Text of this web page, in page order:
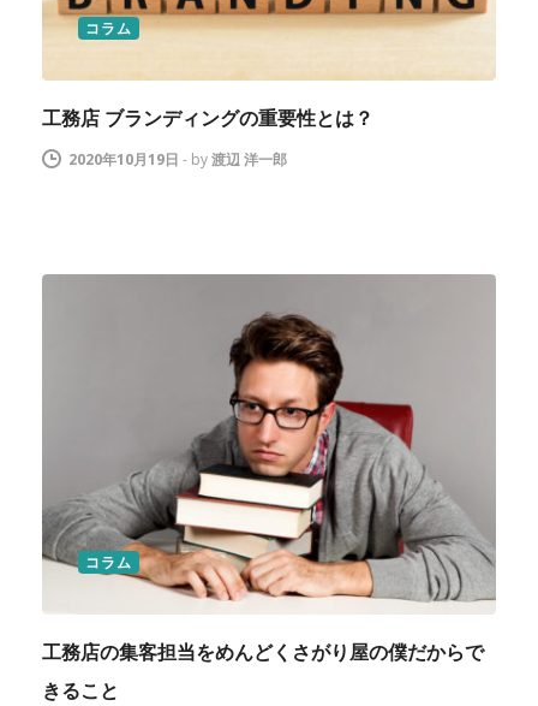
コラム
工務店 ブランディングの重要性とは？
2020年10月19日 - by渡辺 洋一郎
コラム
工務店の集客担当をめんどくさがり屋の僕だからで
きること